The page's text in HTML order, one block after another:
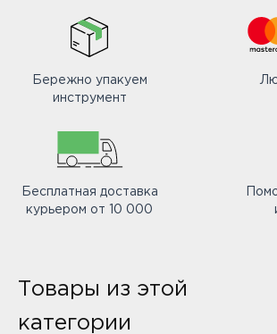
Бережно упакуем
инструмент
Бесплатная доставка
курьером от 10 000
Товары из этой
категории